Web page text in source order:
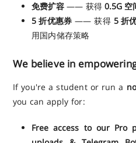
免费扩容 —— 获得0.5G 空
5 折优惠券 —— 获得 5 折
用国内储存策略
We believe in
If you're a student or run a
you can apply for:
Free access to our Pro